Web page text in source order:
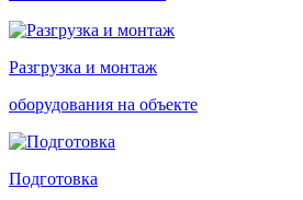
Разгрузка и монтаж
оборудования на объекте
Подготовка